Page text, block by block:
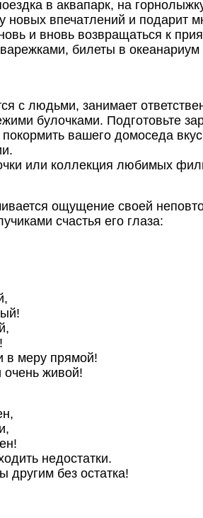
в аквапарк, на
впечатлений и подарит
и вновь возвращаться к
билеты в
с людьми, занимает
булочками. Подготовьте
вашего домоседа
или коллекция любимых
ощущение своей
счастья его глаза:
в меру прямой!
очень живой!
недостатки.
другим без остатка!